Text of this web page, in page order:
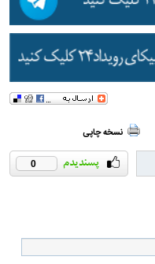
نسخه چاپی
0